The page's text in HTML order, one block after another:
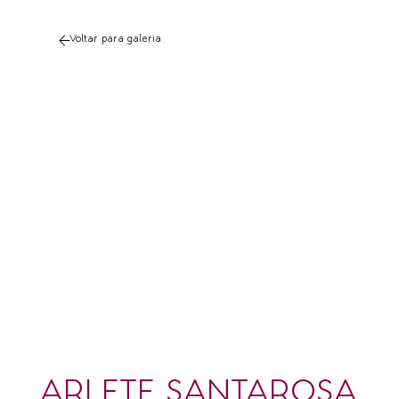
Voltar para galeria